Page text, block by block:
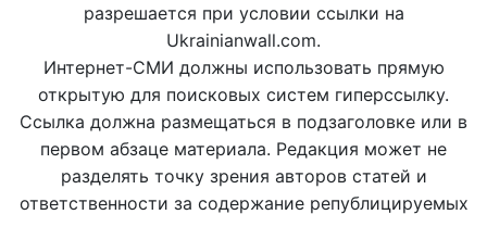
разрешается при условии ссылки на
Ukrainianwall.com.
Интернет-СМИ должны использовать прямую
открытую для поисковых систем гиперссылку.
Ссылка должна размещаться в подзаголовке или в
первом абзаце материала. Редакция может не
разделять точку зрения авторов статей и
ответственности за содержание републицируемых